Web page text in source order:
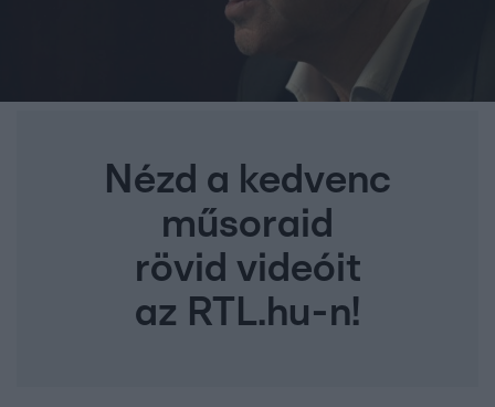
Nézd a kedvenc
műsoraid
rövid videóit
az RTL.hu-n!